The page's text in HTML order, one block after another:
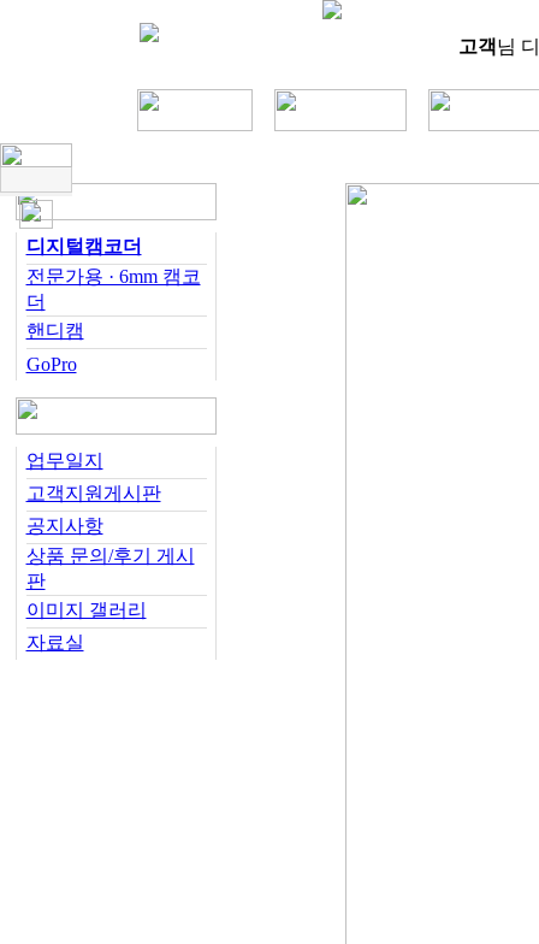
고객님
디지털캠코더
전문가용 · 6mm 캠코
더
핸디캠
GoPro
업무일지
고객지원게시판
공지사항
상품 문의/후기 게시
판
이미지 갤러리
자료실